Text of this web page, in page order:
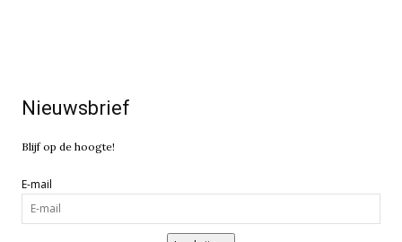
Nieuwsbrief
Blijf op de hoogte!
E-mail